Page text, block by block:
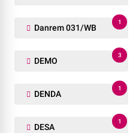
Danrem 031/WB
1
DEMO
3
DENDA
1
DESA
1